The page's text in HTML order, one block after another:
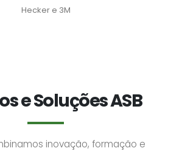
Hecker e 3M
e Soluções ASB
inovação, formação e